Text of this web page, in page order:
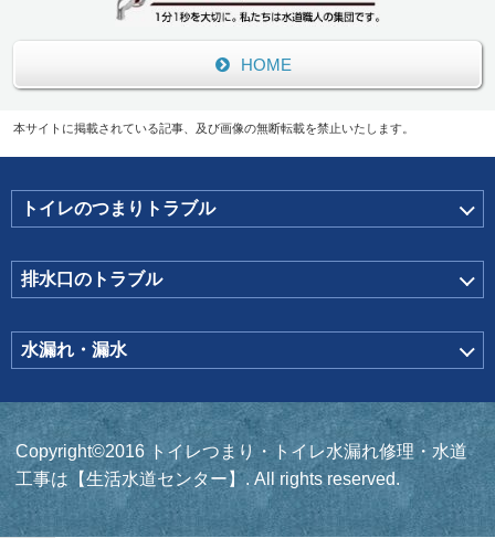
HOME
本サイトに掲載されている記事、及び画像の無断転載を禁止いたします。
トイレのつまりトラブル
排水口のトラブル
水漏れ・漏水
Copyright©2016 トイレつまり・トイレ水漏れ修理・水道
工事は【生活水道センター】. All rights reserved.